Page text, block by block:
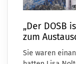
„Der DOSB
zum
Sie waren